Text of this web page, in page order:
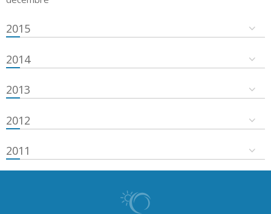
2015
2014
2013
2012
2011